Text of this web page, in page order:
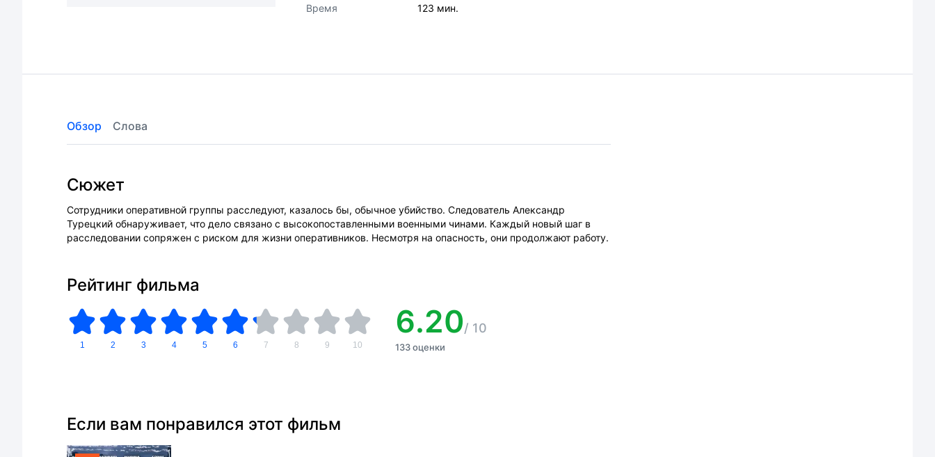
Время 123 мин.
Обзор Слова
Сюжет
Сотрудники оперативной группы расследуют, казалось бы, обычное убийство. Следователь Александр
Турецкий обнаруживает, что дело связано с высокопоставленными военными чинами. Каждый новый шаг в
расследовании сопряжен с риском для жизни оперативников. Несмотря на опасность, они продолжают работу.
Рейтинг фильма
1 2 3 4 5 6 7 8 9 10
6.20/ 10
133 оценки
Если вам понравился этот фильм